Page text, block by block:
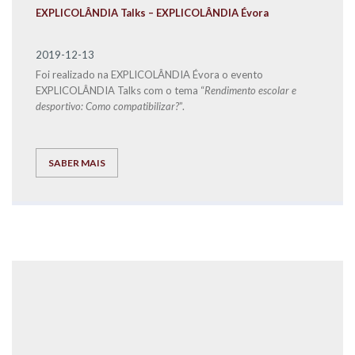
EXPLICOLÂNDIA Talks – EXPLICOLÂNDIA Évora
2019-12-13
Foi realizado na EXPLICOLÂNDIA Évora o evento
EXPLICOLÂNDIA Talks com o tema “Rendimento escolar e
desportivo: Como compatibilizar?”.
SABER MAIS